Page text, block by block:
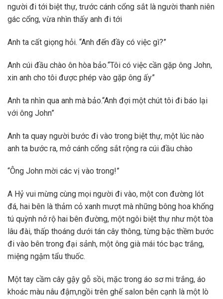
người đi tới biệt thự, trước cánh cổng sắt là người thanh niên
gác cổng, vừa nhìn thấy anh đi tới
Anh ta cất giọng hỏi. “Anh đến đầy có việc gì?”
Anh cúi đầu chào ôn hòa bảo.“Tôi có việc cần gặp ông John,
xin anh cho tôi được phép vào gặp ông ấy”
Anh ta nhìn qua anh mà bảo.“Anh đợi một chút tôi đi báo lại
với ông John”
Anh ta quay người bước đi vào trong biệt thự, một lúc nào
anh ta bước ra, mở cánh cổng sắt rộng ra cúi đầu chào
“Ông John mời các vị vào trong!”
A Hỷ vui mừng cùng mọi người đi vào, một con đường lót
đá, hai bên là thảm cỏ xanh mượt mà những bông hoa khổng
tú quỳnh nở rộ hai bên đường, một ngôi biệt thự như một tòa
lâu đài, thấp thoáng dưới tán cây thông, từng bậc thềm bước
đi vào bên trong đại sảnh, một ông già mái tóc bạc trắng,
miệng ngậm tẩu thuốc.
Một tay cầm cây gậy gỗ sồi, mặc trong áo sơ mi trắng, áo
khoác màu nâu đậm,ngồi trên ghế salon bên cạnh là một lò